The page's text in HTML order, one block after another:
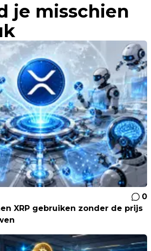
je misschien
0
XRP gebruiken zonder de prijs